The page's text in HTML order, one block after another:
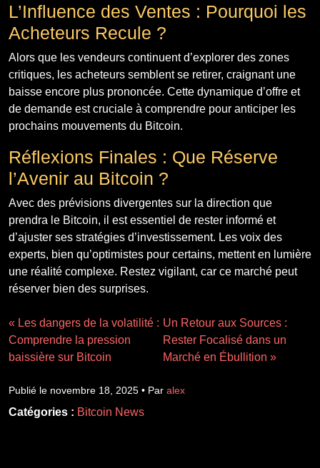
L’Influence des Ventes : Pourquoi les
Acheteurs Recule ?
Alors que les vendeurs continuent d’explorer des zones
critiques, les acheteurs semblent se retirer, craignant une
baisse encore plus prononcée. Cette dynamique d’offre et
de demande est cruciale à comprendre pour anticiper les
prochains mouvements du Bitcoin.
Réflexions Finales : Que Réserve
l’Avenir au Bitcoin ?
Avec des prévisions divergentes sur la direction que
prendra le Bitcoin, il est essentiel de rester informé et
d’ajuster ses stratégies d’investissement. Les voix des
experts, bien qu’optimistes pour certains, mettent en lumière
une réalité complexe. Restez vigilant, car ce marché peut
réserver bien des surprises.
« Les dangers de la volatilité :
Comprendre la pression
baissière sur Bitcoin
Un Retour aux Sources :
Rester Focalisé dans un
Marché en Ébullition »
Publié le novembre 18, 2025 • Par alex
Catégories : Bitcoin News